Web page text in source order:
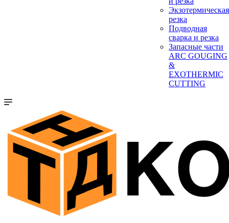
Экзотермическая
резка
Подводная
сварка и резка
Запасные части
ARC GOUGING
&
EXOTHERMIC
CUTTING